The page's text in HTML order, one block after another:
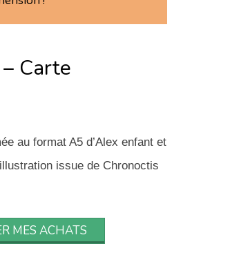
Carte
au format A5 d’Alex enfant et
issue de Chronoctis
MES ACHATS